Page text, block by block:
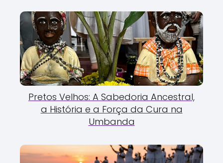
Pretos Velhos: A Sabedoria Ancestral,
a História e a Força da Cura na
Umbanda